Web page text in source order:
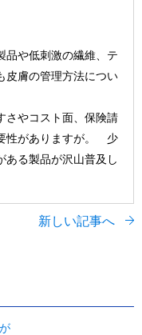
品や低刺激の繊維、テ
皮膚の管理方法につい
さやコスト面、保険請
性がありますが。 少
ある製品が沢山普及し
新しい記事へ